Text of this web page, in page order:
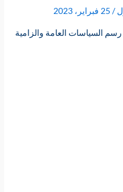
/ 25 فبراير، 2023
السياسات العامة والزامية